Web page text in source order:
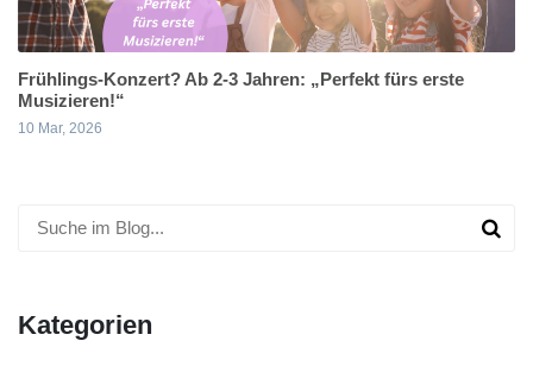
Frühlings-Konzert? Ab 2-3 Jahren: „Perfekt fürs erste
Musizieren!“
10 Mar, 2026
Kategorien